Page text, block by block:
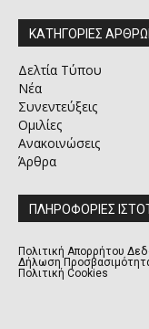
ΚΑΤΗΓΟΡΙΕΣ
Δελτία Τύπου
Νέα
Συνεντεύξεις
Ομιλίες
Ανακοινώσεις
Άρθρα
ΠΛΗΡΟΦΟΡΙΕΣ
Πολιτική Απορρήτου
Δήλωση
Πολιτική Cookies